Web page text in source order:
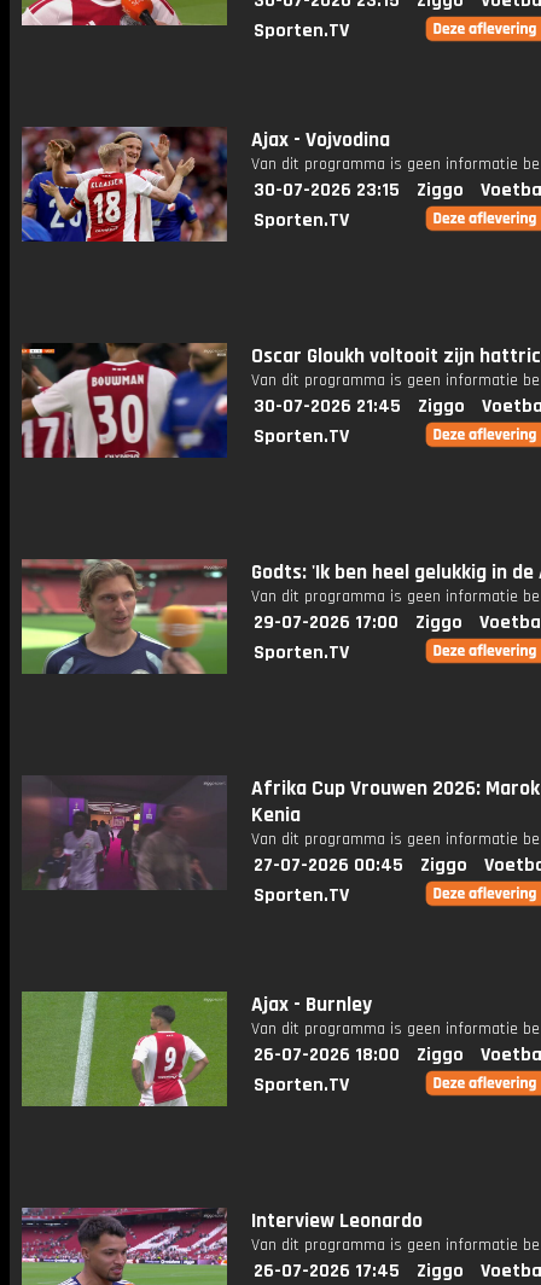
Sporten.TV
Ajax - Vojvodina
Van dit programma is geen informatie
30-07-2026 23:15 Ziggo
Sporten.TV
Oscar Gloukh voltooit zijn
Van dit programma is geen informatie
30-07-2026 21:45 Ziggo
Sporten.TV
Godts: 'Ik ben heel gelukkig in de
Van dit programma is geen informatie
29-07-2026 17:00 Ziggo
Sporten.TV
Afrika Cup Vrouwen 2026:
Kenia
Van dit programma is geen informatie
27-07-2026 00:45 Ziggo
Sporten.TV
Ajax - Burnley
Van dit programma is geen informatie
26-07-2026 18:00 Ziggo
Sporten.TV
Interview Leonardo
Van dit programma is geen informatie
26-07-2026 17:45 Ziggo